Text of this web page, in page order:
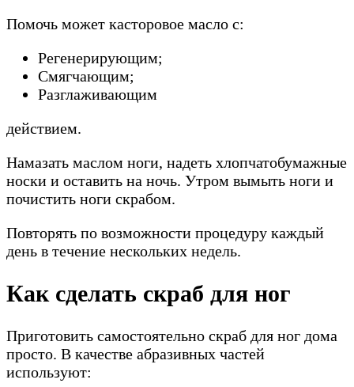
Помочь может касторовое масло с:
Регенерирующим;
Смягчающим;
Разглаживающим
действием.
Намазать маслом ноги, надеть хлопчатобумажные
носки и оставить на ночь. Утром вымыть ноги и
почистить ноги скрабом.
Повторять по возможности процедуру каждый
день в течение нескольких недель.
Как сделать скраб для ног
Приготовить самостоятельно скраб для ног дома
просто. В качестве абразивных частей
используют: